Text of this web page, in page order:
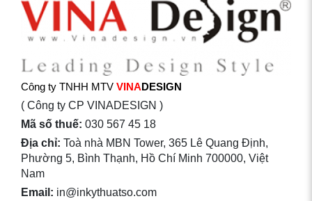
Công ty TNHH MTV VINADESIGN
( Công ty CP VINADESIGN )
Mã số thuế: 030 567 45 18
Địa chỉ: Toà nhà MBN Tower, 365 Lê Quang Định,
Phường 5, Bình Thạnh, Hồ Chí Minh 700000, Việt
Nam
Email: in@inkythuatso.com